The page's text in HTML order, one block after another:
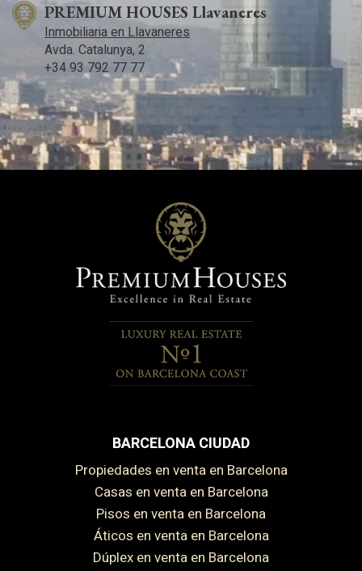
PREMIUM HOUSES Llavaneres
Inmobiliaria en Llavaneres
Avda. Catalunya, 2
+34 93 792 77 77
BARCELONA CIUDAD
Propiedades en venta en Barcelona
Casas en venta en Barcelona
Pisos en venta en Barcelona
Áticos en venta en Barcelona
Dúplex en venta en Barcelona